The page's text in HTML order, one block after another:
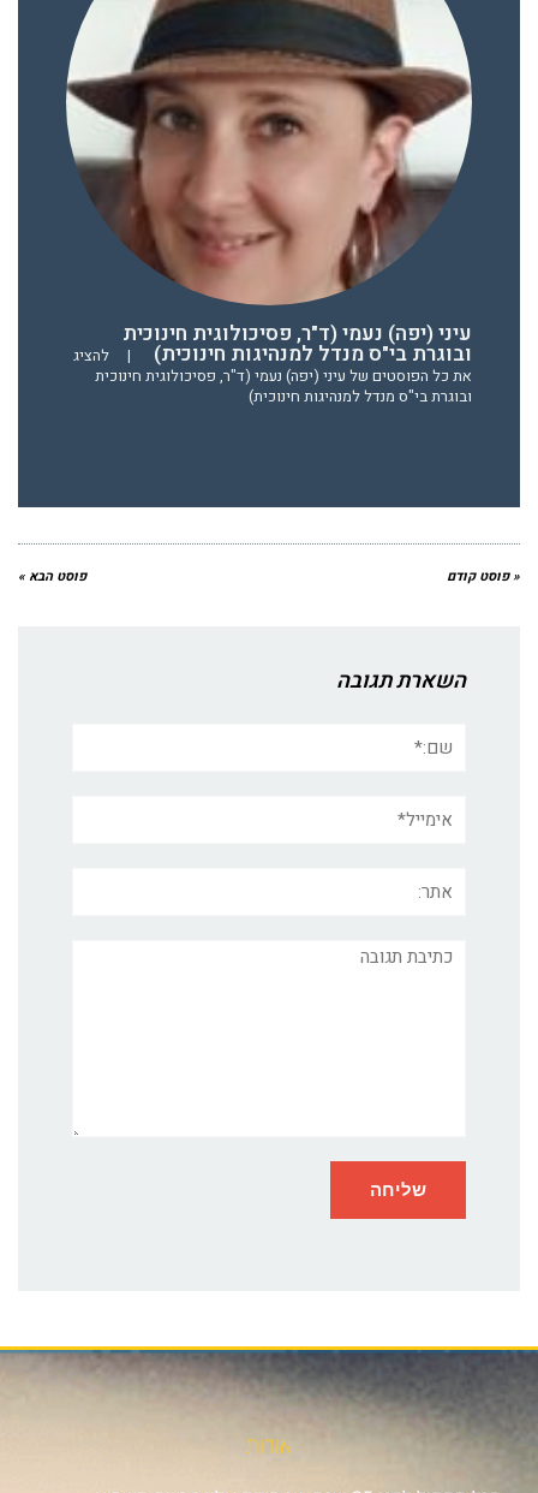
עיני (יפה) נעמי (ד"ר, פסיכולוגית חינוכית
ובוגרת בי"ס מנדל למנהיגות חינוכית) |
להציג
את כל הפוסטים של עיני (יפה) נעמי (ד"ר, פסיכולוגית חינוכית
ובוגרת בי"ס מנדל למנהיגות חינוכית)
« פוסט קודם פוסט הבא »
השארת תגובה
תגובה
אודות